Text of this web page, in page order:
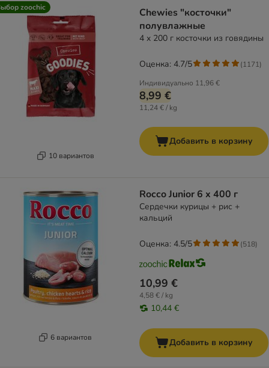
zoochic
10 вариантов
Chewies "косточки"
полувлажные
4 x 200 г косточки из говядины
Индивидуально 11,96 €
8,99 €
11,24 € / kg
Оценка: 4.7/5 (1171)
Добавить в корзину
6 вариантов
Rocco Junior 6 x 400 г
Сердечки курицы + рис +
кальций
10,99 €
4,58 € / kg
10,44 €
Оценка: 4.5/5 (518)
Добавить в корзину